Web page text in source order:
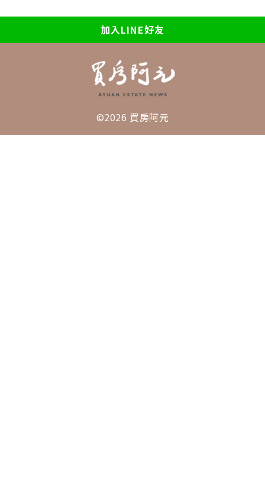
加入LINE好友
©2026 買房阿元